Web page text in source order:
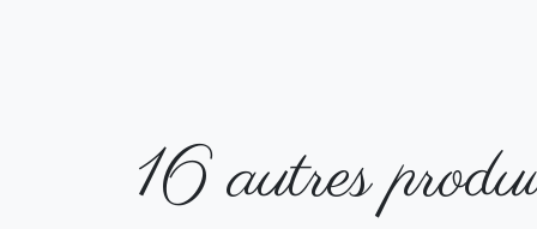
16 autres